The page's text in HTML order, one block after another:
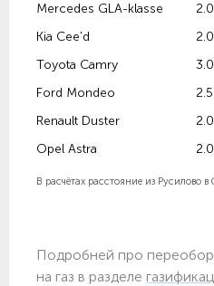
Mercedes GLA-klasse
Kia Cee'd
Toyota Camry
Ford Mondeo
Renault Duster
Opel Astra
В расчётах расстояние из
Подробней про
на газ в разделе